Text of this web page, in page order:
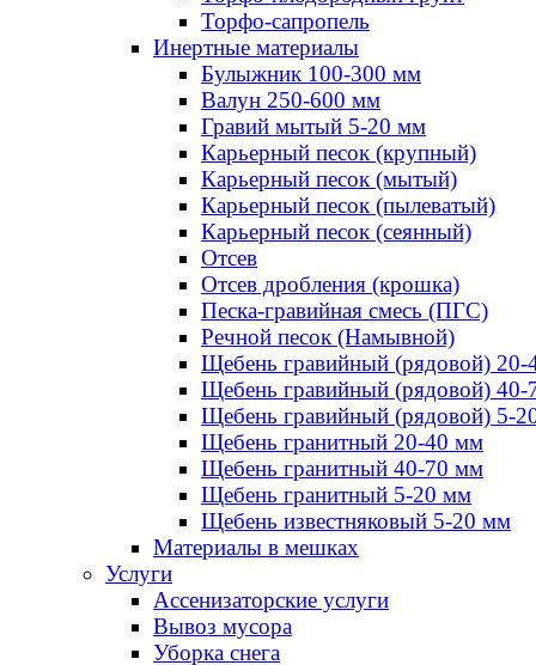
Торфо-сапропель
Инертные материалы
Булыжник 100-300 мм
Валун 250-600 мм
Гравий мытый 5-20 мм
Карьерный песок (крупный)
Карьерный песок (мытый)
Карьерный песок (пылеватый)
Карьерный песок (сеянный)
Отсев
Отсев дробления (крошка)
Песка-гравийная смесь (ПГС)
Речной песок (Намывной)
Щебень гравийный (рядовой)
Щебень гравийный (рядовой)
Щебень гравийный (рядовой) 5-
Щебень гранитный 20-40 мм
Щебень гранитный 40-70 мм
Щебень гранитный 5-20 мм
Щебень известняковый 5-20 мм
Материалы в мешках
Услуги
Ассенизаторские услуги
Вывоз мусора
Уборка снега